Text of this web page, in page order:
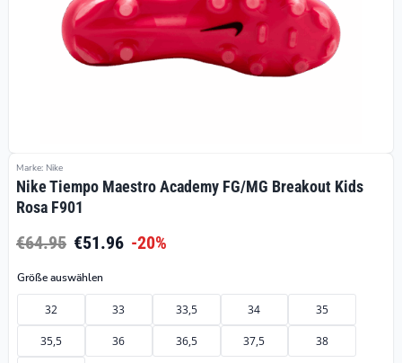
Marke: Nike
Nike Tiempo Maestro Academy FG/MG Breakout Kids
Rosa F901
€64.95 €51.96 -20%
Größe auswählen
32 33 33,5 34 35
35,5 36 36,5 37,5 38